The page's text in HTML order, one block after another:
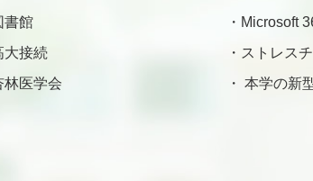
書館
大接続
林医学会
Microsoft
ストレス
本学の新